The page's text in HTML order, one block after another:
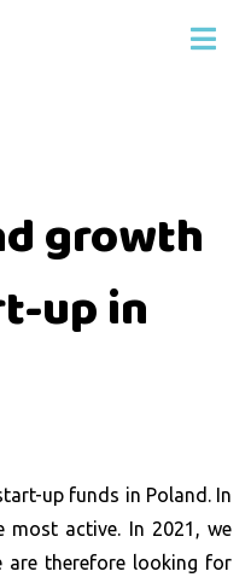
growth
up in
up funds in Poland. In
most active. In 2021, we
are therefore looking for